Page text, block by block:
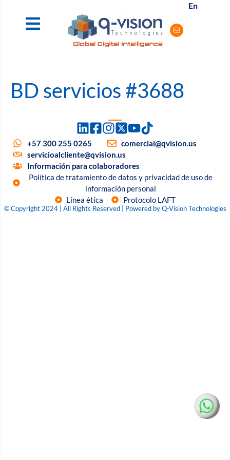
En
BD servicios #3688
+57 300 255 0265
comercial@qvision.us
servicioalcliente@qvision.us
Información para colaboradores
Política de tratamiento de datos y privacidad de uso de
información personal
Línea ética
Protocolo LAFT
© Copyright 2024 | All Rights Reserved | Powered by Q-Vision Technologies